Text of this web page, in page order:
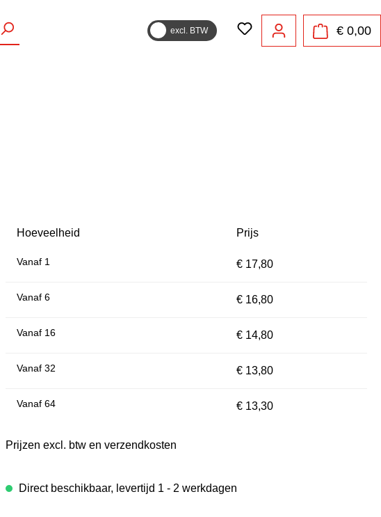
excl. BTW € 0,00
Hoeveelheid Prijs
Vanaf 1 € 17,80
Vanaf 6 € 16,80
Vanaf 16 € 14,80
Vanaf 32 € 13,80
Vanaf 64 € 13,30
Prijzen excl. btw en verzendkosten
Direct beschikbaar, levertijd 1 - 2 werkdagen